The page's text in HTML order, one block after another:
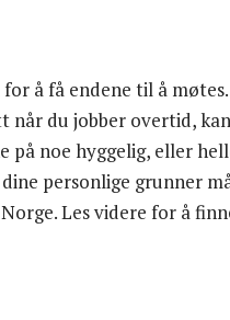
å få endene til å
når du jobber overtid,
på noe hyggelig, eller
personlige grunner
Les videre for å